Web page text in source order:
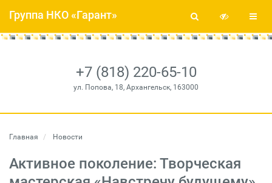
+7 (818) 220-65-10
ул. Попова, 18, Архангельск, 163000
Группа НКО «Гарант»
Главная Новости
Активное поколение: Творческая